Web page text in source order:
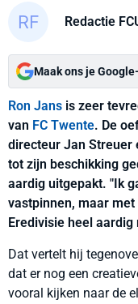
Redactie
Maak ons je
Ron Jans is zeer
van FC Twente. De
directeur Jan Streuer
tot zijn beschikking
aardig uitgepakt. "Ik
vastpinnen, maar
Eredivisie heel aardig
Dat vertelt hij
dat er nog een
vooral kijken naar de